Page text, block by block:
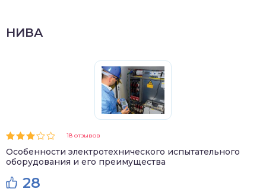
НИВА
18 отзывов
Особенности электротехнического испытательного
оборудования и его преимущества
28